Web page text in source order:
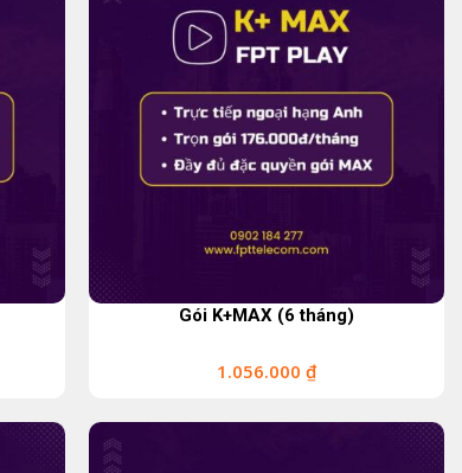
Gói K+MAX (6 tháng)
1.056.000 ₫